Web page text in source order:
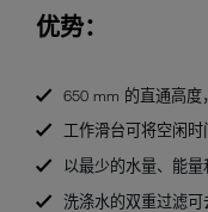
优势：
650 mm 的直通高度
工作滑台可将空闲
以最少的水量、能
洗涤水的双重过滤